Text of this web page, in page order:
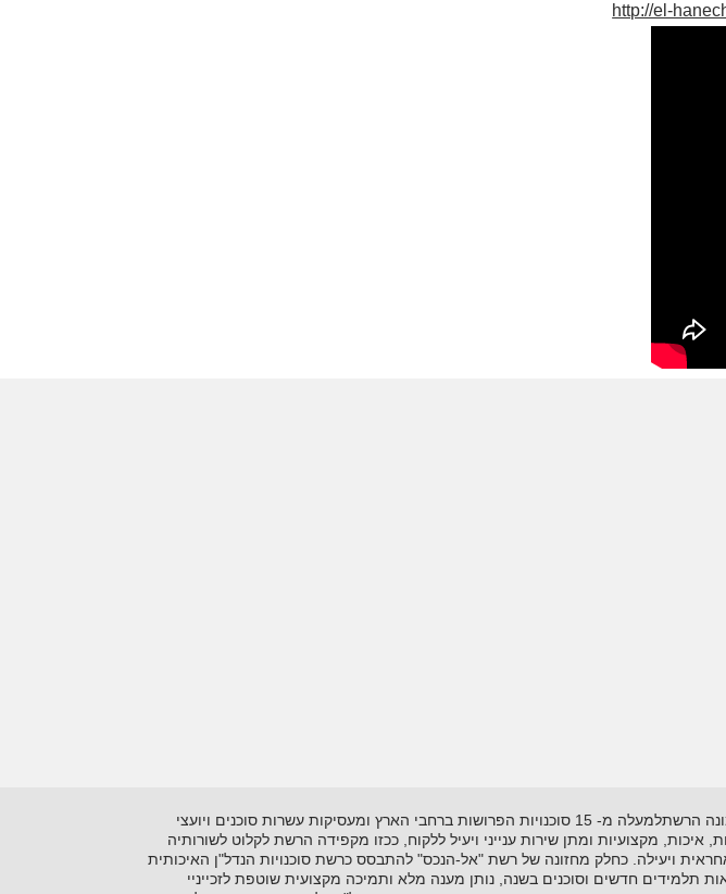
http://el-
רשת "אל-הנכס" נוסדה בשנת 1995 ועוסקת בתיווך יזמות ושיווק נדל"ן על סוגיו השונים. כיום מונה הרשתלמעלה מ- 15 סוכנויות הפרושות ברחבי הארץ ומעסיקות עשרות סוכנים ויועצי
איכות, מקצועיות ומתן שירות ענייני ויעיל ללקוח, ככזו מקפידה הרשת לקלוט לשורותיה
ויעילה. כחלק מחזונה של רשת "אל-הנכס" להתבסס כרשת סוכנויות הנדל"ן האיכותית
תלמידים חדשים וסוכנים בשנה, נותן מענה מלא ותמיכה מקצועית שוטפת לזכייניי